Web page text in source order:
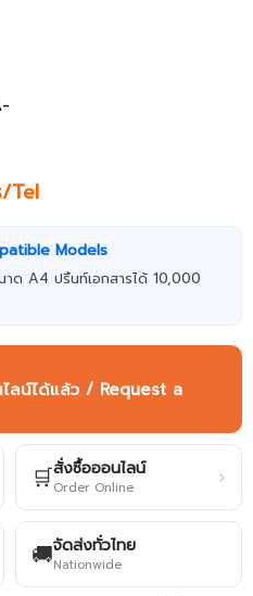
/Tel
Models
ด A4 ปริ้นท์เอกสารได้ 10,000
ลน์ได้แล้ว / Request a
🛒สั่งซื้อออนไลน์
Order Online ›
🚚จัดส่งทั่วไทย
Nationwide